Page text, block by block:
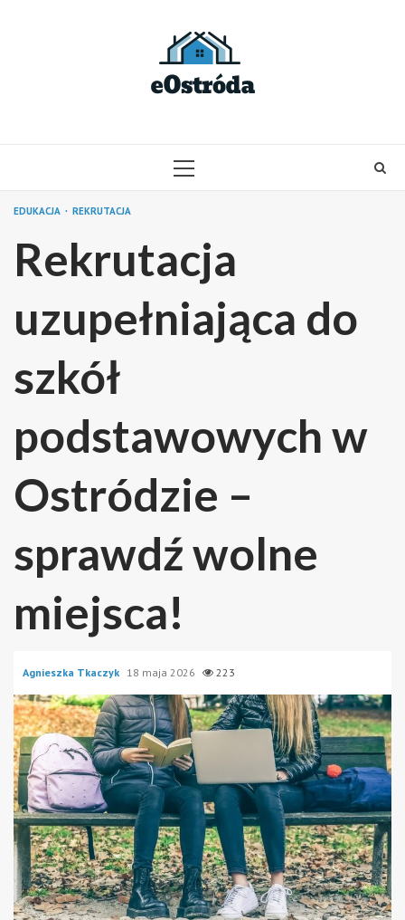
PRIMARY
EDUKACJA REKRUTACJA
Rekrutacja
uzupełniająca do
szkół
podstawowych w
Ostródzie –
sprawdź wolne
miejsca!
Agnieszka Tkaczyk 18 maja 2026 223